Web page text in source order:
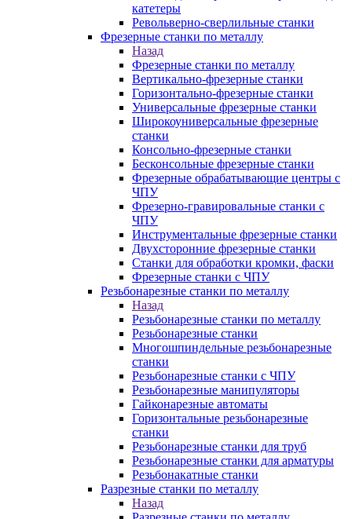
катетеры
Револьверно-сверлильные станки
Фрезерные станки по металлу
Назад
Фрезерные станки по металлу
Вертикально-фрезерные станки
Горизонтально-фрезерные станки
Универсальные фрезерные станки
Широкоуниверсальные фрезерные
станки
Консольно-фрезерные станки
Бесконсольные фрезерные станки
Фрезерные обрабатывающие центры с
ЧПУ
Фрезерно-гравировальные станки с
ЧПУ
Инструментальные фрезерные станки
Двухсторонние фрезерные станки
Станки для обработки кромки, фаски
Фрезерные станки с ЧПУ
Резьбонарезные станки по металлу
Назад
Резьбонарезные станки по металлу
Резьбонарезные станки
Многошпиндельные резьбонарезные
станки
Резьбонарезные станки с ЧПУ
Резьбонарезные манипуляторы
Гайконарезные автоматы
Горизонтальные резьбонарезные
станки
Резьбонарезные станки для труб
Резьбонарезные станки для арматуры
Резьбонакатные станки
Разрезные станки по металлу
Назад